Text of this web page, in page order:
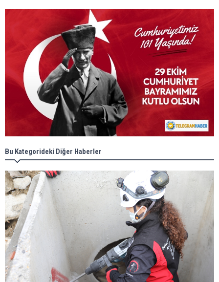
Bu Kategorideki Diğer Haberler